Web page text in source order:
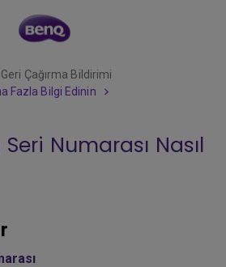
Çağırma Bildirimi
Fazla Bilgi Edinin
Numarası Nasıl